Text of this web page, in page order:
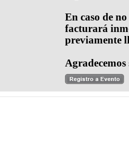
En caso de
facturará
previamente